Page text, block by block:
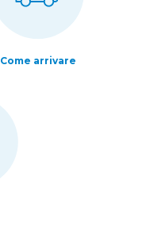
Come arrivare